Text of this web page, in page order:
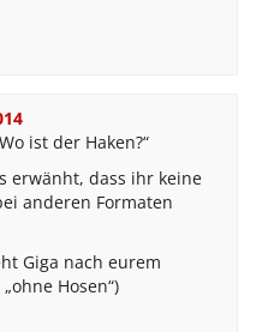
ist der Haken?“
erwänht, dass ihr keine
anderen Formaten
Giga nach eurem
Hosen“)